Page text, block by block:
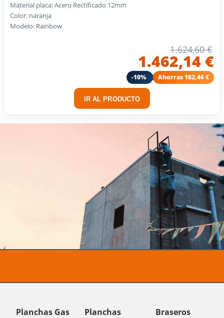
Material placa: Acero Rectificado 12mm
Color: naranja
Modelo: Rainbow
1.624,60 €
1.462,14 €
-10% Ahorras 162,46 €
IR AL PRODUCTO
Planchas Gas
Planchas
Braseros